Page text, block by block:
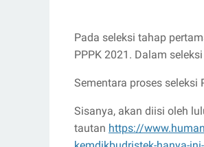
Pada seleksi tahap
PPPK 2021. Dalam
Sementara proses
Sisanya, akan diisi oleh
tautan https://